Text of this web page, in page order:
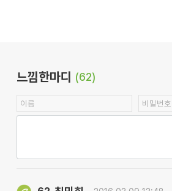
느낌한마디 (62)